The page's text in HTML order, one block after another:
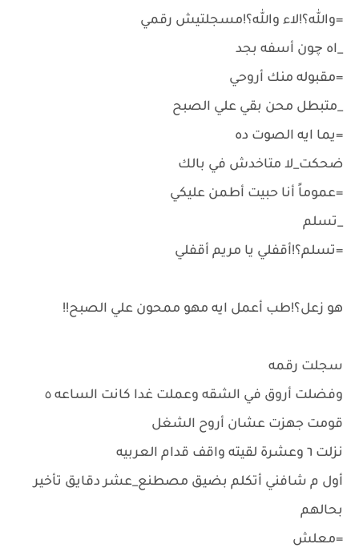
=والله؟!لاء والله؟!مسجلتيش رقمي
_اه چون أسفه بجد
=مقبوله منك أروحي
_متبطل محن بقي علي الصبح
=يما ايه الصوت ده
ضحكت_لا متاخدش في بالك
=عموماً أنا حبيت أطمن عليكي
_تسلم
=تسلم؟!أقفلي يا مريم أقفلي
هو زعل؟!طب أعمل ايه مهو ممحون علي الصبح!!
سجلت رقمه
وفضلت أروق في الشقه وعملت غدا كانت الساعه ٥
قومت جهزت عشان أروح الشغل
نزلت ٦ وعشرة لقيته واقف قدام العربيه
أول م شافني أتكلم بضيق مصطنع_عشر دقايق تأخير
بحالهم
=معلش